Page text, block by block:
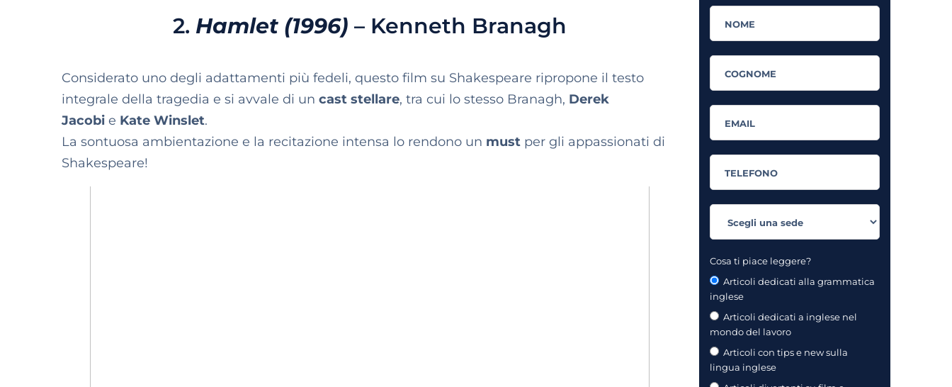
2. Hamlet (1996) – Kenneth Branagh
Considerato uno degli adattamenti più fedeli, questo film su Shakespeare ripropone il testo
integrale della tragedia e si avvale di un cast stellare, tra cui lo stesso Branagh, Derek
Jacobi e Kate Winslet.
La sontuosa ambientazione e la recitazione intensa lo rendono un must per gli appassionati di
Shakespeare!
Cosa ti piace leggere?
Articoli dedicati alla grammatica
inglese
Articoli dedicati a inglese nel
mondo del lavoro
Articoli con tips e new sulla
lingua inglese